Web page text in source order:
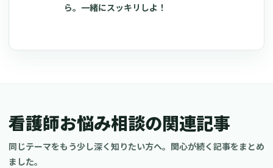
ら。一緒にスッキリしよ！
看護師お悩み相談の関連記事
同じテーマをもう少し深く知りたい方へ。関心が続く記事をまとめ
ました。